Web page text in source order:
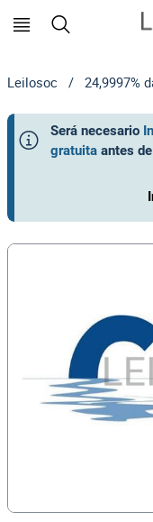
Leilosoc / 24,9997%
Será necesario
gratuita antes